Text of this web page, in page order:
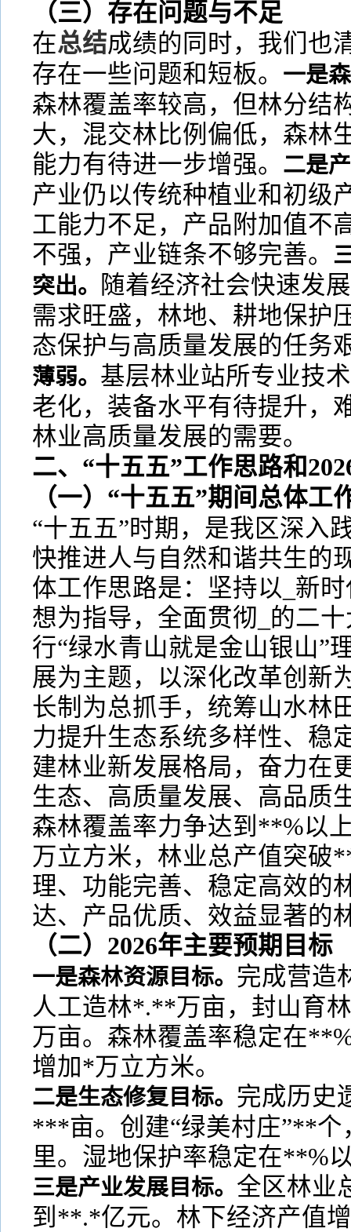
（三）存在问题与不足
在总结成绩的同时，我们也
存在一些问题和短板。 一是
森林覆盖率较高，但林分结
大，混交林比例偏低，森林
能力有待进一步增强。 二是
产业仍以传统种植业和初级
工能力不足，产品附加值不
不强，产业链条不够完善。
突出。
随着经济社会快速发
需求旺盛，林地、耕地保护
态保护与高质量发展的任务
薄弱。 基层林业站所专业技
老化，装备水平有待提升，
林业高质量发展的需要。
二、“十五五”工作思路和
（一）“十五五”期间总体工
“十五五”时期，是我区深入
快推进人与自然和谐共生的
体工作思路是：坚持以_新
想为指导，全面贯彻_的二
行“绿水青山就是金山银山”
展为主题，以深化改革创新
长制为总抓手，统筹山水林
力提升生态系统多样性、稳
建林业新发展格局，奋力在
生态、高质量发展、高品质
森林覆盖率力争达到**%以
万立方米，林业总产值突破
理、功能完善、稳定高效的
达、产品优质、效益显著的
（二）2026年主要预期目标
一是森林资源目标。 完成营造
人工造林*.**万亩，封山育
万亩。森林覆盖率稳定在
增加*万立方米。
二是生态修复目标。 完成历史
***亩。创建“绿美村庄”**
里。湿地保护率稳定在**%
三是产业发展目标。 全区林业
到**.*亿元。林下经济产值